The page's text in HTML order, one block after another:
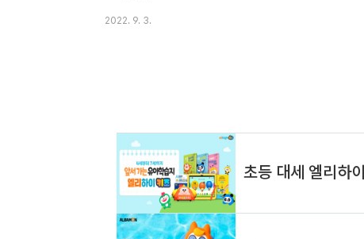
2022. 9. 3.